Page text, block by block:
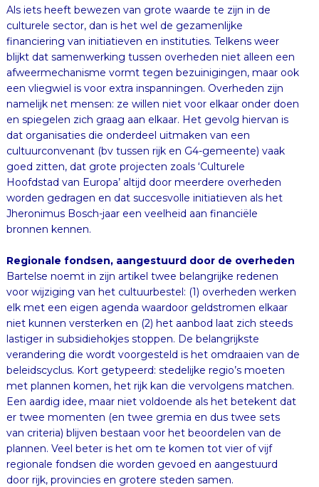
Als iets heeft bewezen van grote waarde te zijn in de
culturele sector, dan is het wel de gezamenlijke
financiering van initiatieven en instituties. Telkens weer
blijkt dat samenwerking tussen overheden niet alleen een
afweermechanisme vormt tegen bezuinigingen, maar ook
een vliegwiel is voor extra inspanningen. Overheden zijn
namelijk net mensen: ze willen niet voor elkaar onder doen
en spiegelen zich graag aan elkaar. Het gevolg hiervan is
dat organisaties die onderdeel uitmaken van een
cultuurconvenant (bv tussen rijk en G4-gemeente) vaak
goed zitten, dat grote projecten zoals ‘Culturele
Hoofdstad van Europa’ altijd door meerdere overheden
worden gedragen en dat succesvolle initiatieven als het
Jheronimus Bosch-jaar een veelheid aan financiële
bronnen kennen.
Regionale fondsen, aangestuurd door de overheden
Bartelse noemt in zijn artikel twee belangrijke redenen
voor wijziging van het cultuurbestel: (1) overheden werken
elk met een eigen agenda waardoor geldstromen elkaar
niet kunnen versterken en (2) het aanbod laat zich steeds
lastiger in subsidiehokjes stoppen. De belangrijkste
verandering die wordt voorgesteld is het omdraaien van de
beleidscyclus. Kort getypeerd: stedelijke regio’s moeten
met plannen komen, het rijk kan die vervolgens matchen.
Een aardig idee, maar niet voldoende als het betekent dat
er twee momenten (en twee gremia en dus twee sets
van criteria) blijven bestaan voor het beoordelen van de
plannen. Veel beter is het om te komen tot vier of vijf
regionale fondsen die worden gevoed en aangestuurd
door rijk, provincies en grotere steden samen.